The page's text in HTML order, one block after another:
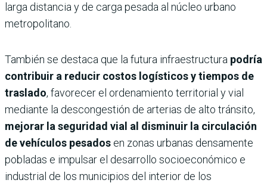
larga distancia y de carga pesada al núcleo urbano
metropolitano.
También se destaca que la futura infraestructura podría
contribuir a reducir costos logísticos y tiempos de
traslado, favorecer el ordenamiento territorial y vial
mediante la descongestión de arterias de alto tránsito,
mejorar la seguridad vial al disminuir la circulación
de vehículos pesados en zonas urbanas densamente
pobladas e impulsar el desarrollo socioeconómico e
industrial de los municipios del interior de los